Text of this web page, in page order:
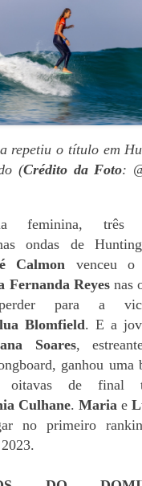
repetiu o título em
(Crédito da Foto:
feminina, três
ondas de
Calmon venceu
Fernanda Reyesnas
para a
Blomfield. E a
Soares,
ganhou uma
oitavas de final
Culhane. Maria e
no primeiro